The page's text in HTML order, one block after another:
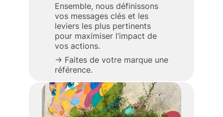
Ensemble, nous définissons
vos messages clés et les
leviers les plus pertinents
pour maximiser l’impact de
vos actions.
→ Faites de votre marque une
référence.